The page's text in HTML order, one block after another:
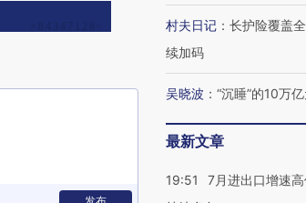
发布
村夫日记 ： 长护险覆盖
续加码
吴晓波 ： “沉睡”的10万
最新文章
19:51
7月进出口增速